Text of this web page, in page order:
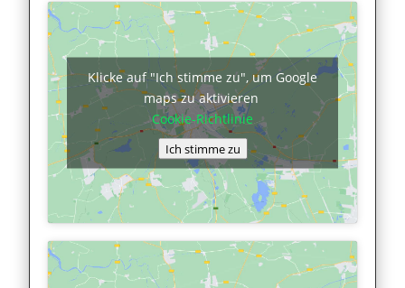
Klicke auf "Ich stimme zu", um Google
maps zu aktivieren
Cookie-Richtlinie
Ich stimme zu